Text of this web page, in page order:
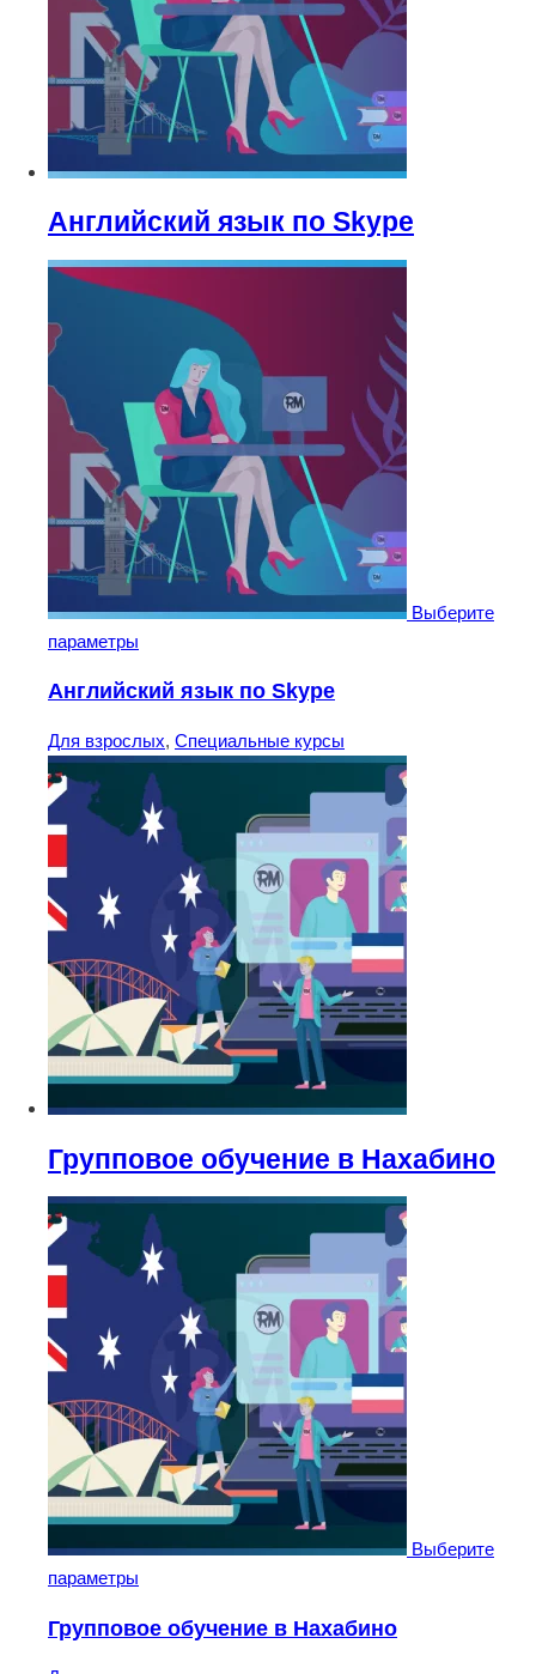
Английский язык по Skype
Выберите
параметры
Английский язык по Skype
Для взрослых, Специальные курсы
Групповое обучение в Нахабино
Выберите
параметры
Групповое обучение в Нахабино